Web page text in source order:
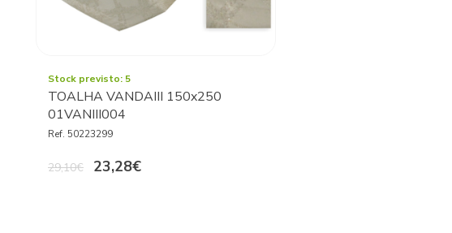
Stock previsto: 5
TOALHA VANDAIII 150x250
01VANIII004
Ref. 50223299
29,10€ 23,28€